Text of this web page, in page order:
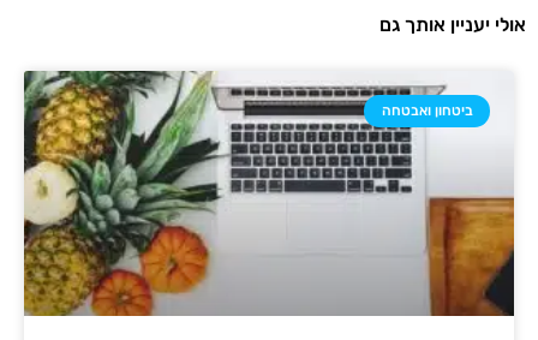
אולי יעניין אותך גם
ביטחון ואבטחה